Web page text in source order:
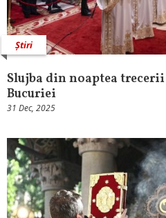
Știri
Slujba din noaptea
Bucuriei
31 Dec, 2025